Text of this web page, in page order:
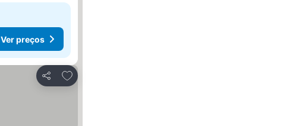
Ver preços
Partilhar
Adicionar aos favoritos